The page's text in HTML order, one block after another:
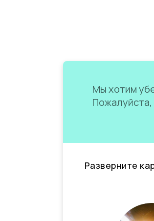
Мы хотим
Пожалуйста,
Разверните